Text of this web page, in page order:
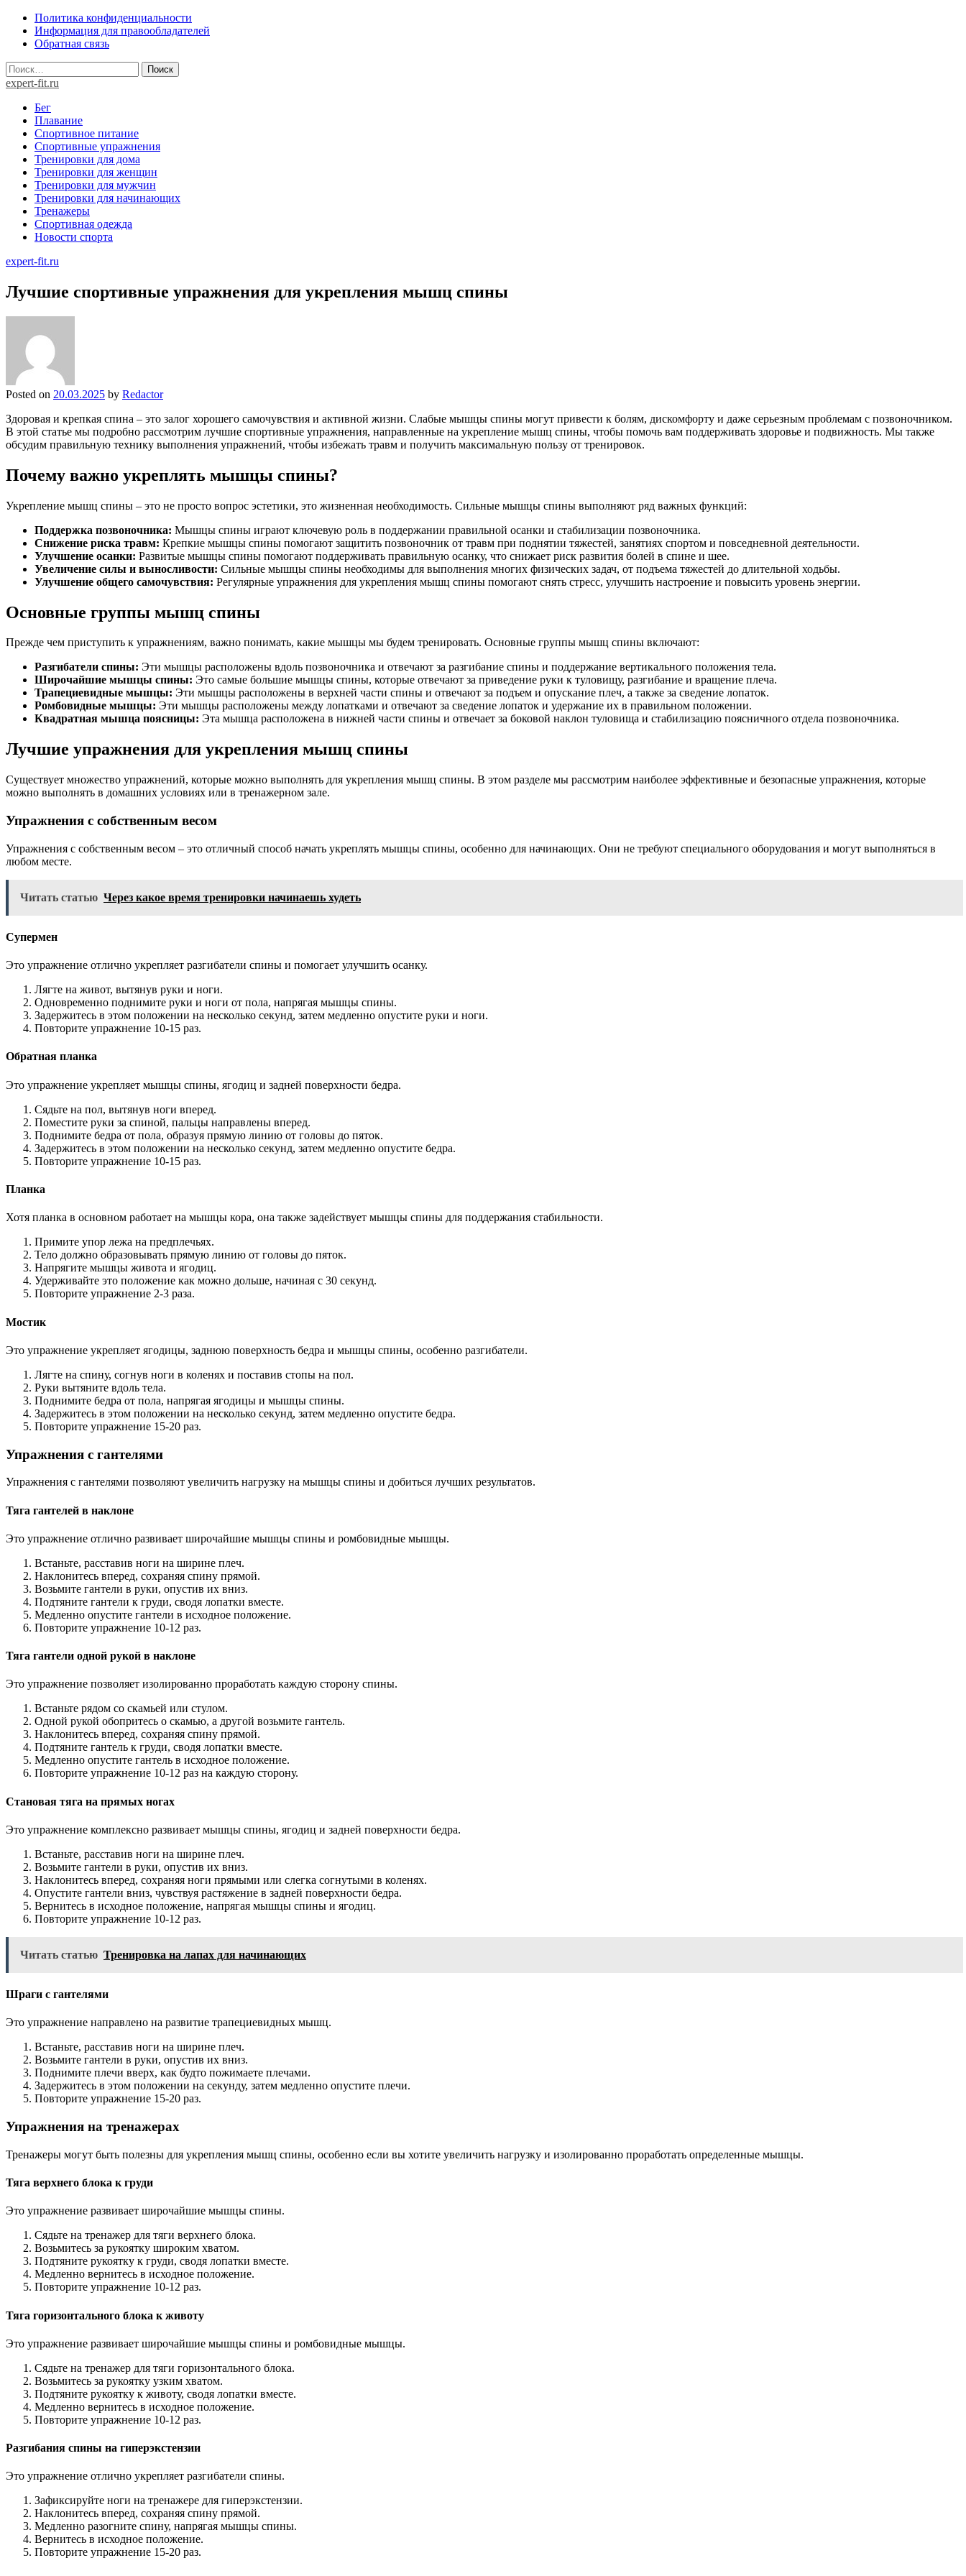
Skip
content
Политика конфиденциальности
Информация для правообладателей
Обратная связь
Найти:
expert-fit.ru
Бег
Плавание
Спортивное питание
Спортивные упражнения
Тренировки для дома
Тренировки для женщин
Тренировки для мужчин
Тренировки для начинающих
Тренажеры
Спортивная одежда
Новости спорта
expert-fit.ru
Лучшие спортивные упражнения для укрепления мышц спины
Posted on 20.03.2025 by Redactor
Здоровая и крепкая спина – это залог хорошего самочувствия и активной жизни. Слабые мышцы спины могут привести к болям, дискомфорту и даже серьезным проблемам с позвоночником.
В этой статье мы подробно рассмотрим лучшие спортивные упражнения, направленные на укрепление мышц спины, чтобы помочь вам поддерживать здоровье и подвижность. Мы также
обсудим правильную технику выполнения упражнений, чтобы избежать травм и получить максимальную пользу от тренировок.
Почему важно укреплять мышцы спины?
Укрепление мышц спины – это не просто вопрос эстетики, это жизненная необходимость. Сильные мышцы спины выполняют ряд важных функций:
Поддержка позвоночника: Мышцы спины играют ключевую роль в поддержании правильной осанки и стабилизации позвоночника.
Снижение риска травм: Крепкие мышцы спины помогают защитить позвоночник от травм при поднятии тяжестей, занятиях спортом и повседневной деятельности.
Улучшение осанки: Развитые мышцы спины помогают поддерживать правильную осанку, что снижает риск развития болей в спине и шее.
Увеличение силы и выносливости: Сильные мышцы спины необходимы для выполнения многих физических задач, от подъема тяжестей до длительной ходьбы.
Улучшение общего самочувствия: Регулярные упражнения для укрепления мышц спины помогают снять стресс, улучшить настроение и повысить уровень энергии.
Основные группы мышц спины
Прежде чем приступить к упражнениям, важно понимать, какие мышцы мы будем тренировать. Основные группы мышц спины включают:
Разгибатели спины: Эти мышцы расположены вдоль позвоночника и отвечают за разгибание спины и поддержание вертикального положения тела.
Широчайшие мышцы спины: Это самые большие мышцы спины, которые отвечают за приведение руки к туловищу, разгибание и вращение плеча.
Трапециевидные мышцы: Эти мышцы расположены в верхней части спины и отвечают за подъем и опускание плеч, а также за сведение лопаток.
Ромбовидные мышцы: Эти мышцы расположены между лопатками и отвечают за сведение лопаток и удержание их в правильном положении.
Квадратная мышца поясницы: Эта мышца расположена в нижней части спины и отвечает за боковой наклон туловища и стабилизацию поясничного отдела позвоночника.
Лучшие упражнения для укрепления мышц спины
Существует множество упражнений, которые можно выполнять для укрепления мышц спины. В этом разделе мы рассмотрим наиболее эффективные и безопасные упражнения, которые
можно выполнять в домашних условиях или в тренажерном зале.
Упражнения с собственным весом
Упражнения с собственным весом – это отличный способ начать укреплять мышцы спины, особенно для начинающих. Они не требуют специального оборудования и могут выполняться в
любом месте.
Читать статью Через какое время тренировки начинаешь худеть
Супермен
Это упражнение отлично укрепляет разгибатели спины и помогает улучшить осанку.
Лягте на живот, вытянув руки и ноги.
Одновременно поднимите руки и ноги от пола, напрягая мышцы спины.
Задержитесь в этом положении на несколько секунд, затем медленно опустите руки и ноги.
Повторите упражнение 10-15 раз.
Обратная планка
Это упражнение укрепляет мышцы спины, ягодиц и задней поверхности бедра.
Сядьте на пол, вытянув ноги вперед.
Поместите руки за спиной, пальцы направлены вперед.
Поднимите бедра от пола, образуя прямую линию от головы до пяток.
Задержитесь в этом положении на несколько секунд, затем медленно опустите бедра.
Повторите упражнение 10-15 раз.
Планка
Хотя планка в основном работает на мышцы кора, она также задействует мышцы спины для поддержания стабильности.
Примите упор лежа на предплечьях.
Тело должно образовывать прямую линию от головы до пяток.
Напрягите мышцы живота и ягодиц.
Удерживайте это положение как можно дольше, начиная с 30 секунд.
Повторите упражнение 2-3 раза.
Мостик
Это упражнение укрепляет ягодицы, заднюю поверхность бедра и мышцы спины, особенно разгибатели.
Лягте на спину, согнув ноги в коленях и поставив стопы на пол.
Руки вытяните вдоль тела.
Поднимите бедра от пола, напрягая ягодицы и мышцы спины.
Задержитесь в этом положении на несколько секунд, затем медленно опустите бедра.
Повторите упражнение 15-20 раз.
Упражнения с гантелями
Упражнения с гантелями позволяют увеличить нагрузку на мышцы спины и добиться лучших результатов.
Тяга гантелей в наклоне
Это упражнение отлично развивает широчайшие мышцы спины и ромбовидные мышцы.
Встаньте, расставив ноги на ширине плеч.
Наклонитесь вперед, сохраняя спину прямой.
Возьмите гантели в руки, опустив их вниз.
Подтяните гантели к груди, сводя лопатки вместе.
Медленно опустите гантели в исходное положение.
Повторите упражнение 10-12 раз.
Тяга гантели одной рукой в наклоне
Это упражнение позволяет изолированно проработать каждую сторону спины.
Встаньте рядом со скамьей или стулом.
Одной рукой обопритесь о скамью, а другой возьмите гантель.
Наклонитесь вперед, сохраняя спину прямой.
Подтяните гантель к груди, сводя лопатки вместе.
Медленно опустите гантель в исходное положение.
Повторите упражнение 10-12 раз на каждую сторону.
Становая тяга на прямых ногах
Это упражнение комплексно развивает мышцы спины, ягодиц и задней поверхности бедра.
Встаньте, расставив ноги на ширине плеч.
Возьмите гантели в руки, опустив их вниз.
Наклонитесь вперед, сохраняя ноги прямыми или слегка согнутыми в коленях.
Опустите гантели вниз, чувствуя растяжение в задней поверхности бедра.
Вернитесь в исходное положение, напрягая мышцы спины и ягодиц.
Повторите упражнение 10-12 раз.
Читать статью Тренировка на лапах для начинающих
Шраги с гантелями
Это упражнение направлено на развитие трапециевидных мышц.
Встаньте, расставив ноги на ширине плеч.
Возьмите гантели в руки, опустив их вниз.
Поднимите плечи вверх, как будто пожимаете плечами.
Задержитесь в этом положении на секунду, затем медленно опустите плечи.
Повторите упражнение 15-20 раз.
Упражнения на тренажерах
Тренажеры могут быть полезны для укрепления мышц спины, особенно если вы хотите увеличить нагрузку и изолированно проработать определенные мышцы.
Тяга верхнего блока к груди
Это упражнение развивает широчайшие мышцы спины.
Сядьте на тренажер для тяги верхнего блока.
Возьмитесь за рукоятку широким хватом.
Подтяните рукоятку к груди, сводя лопатки вместе.
Медленно вернитесь в исходное положение.
Повторите упражнение 10-12 раз.
Тяга горизонтального блока к животу
Это упражнение развивает широчайшие мышцы спины и ромбовидные мышцы.
Сядьте на тренажер для тяги горизонтального блока.
Возьмитесь за рукоятку узким хватом.
Подтяните рукоятку к животу, сводя лопатки вместе.
Медленно вернитесь в исходное положение.
Повторите упражнение 10-12 раз.
Разгибания спины на гиперэкстензии
Это упражнение отлично укрепляет разгибатели спины.
Зафиксируйте ноги на тренажере для гиперэкстензии.
Наклонитесь вперед, сохраняя спину прямой.
Медленно разогните спину, напрягая мышцы спины.
Вернитесь в исходное положение.
Повторите упражнение 15-20 раз.